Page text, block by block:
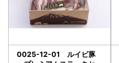
0025-12-01 ルイビ豚